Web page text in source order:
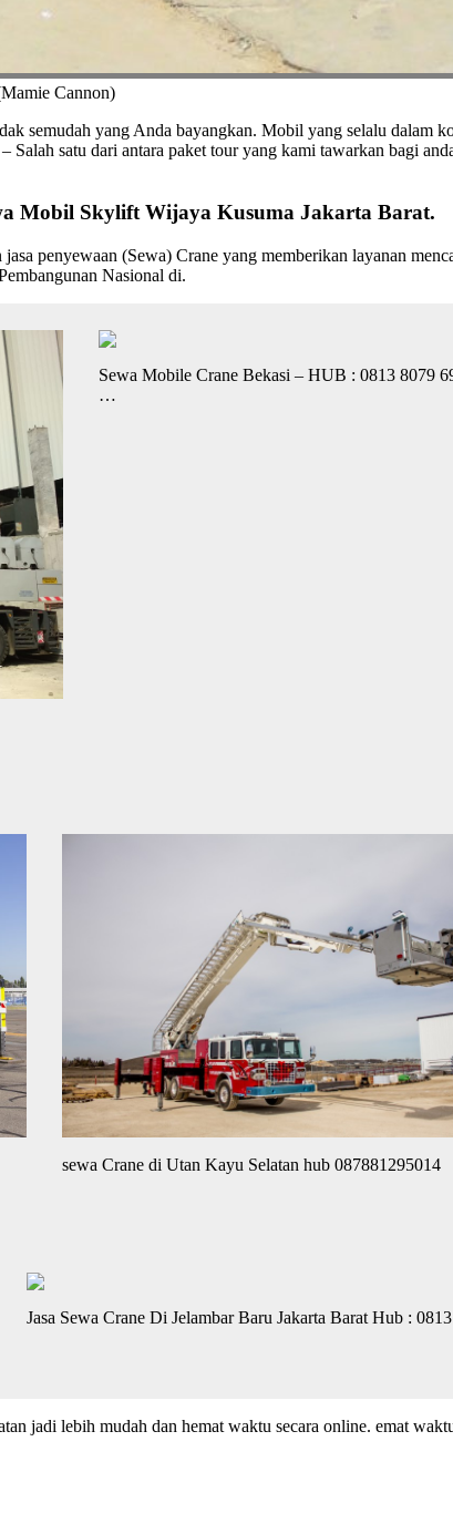
Cannon)
semudah yang Anda bayangkan. Mobil yang selalu dalam
satu dari antara paket tour yang kami tawarkan bagi
Mobil Skylift Wijaya Kusuma Jakarta Barat.
penyewaan (Sewa) Crane yang memberikan layanan
Nasional di.
Sewa Mobile Crane Bekasi – HUB : 0813 8079
…
sewa Crane di Utan Kayu Selatan hub 087881295014
Jasa Sewa Crane Di Jelambar Baru Jakarta Barat Hub :
jadi lebih mudah dan hemat waktu secara online. emat